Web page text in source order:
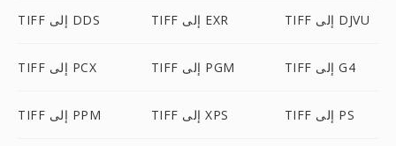
TIFF إلى DDS TIFF إلى EXR TIFF إلى DJVU
TIFF إلى PCX TIFF إلى PGM TIFF إلى G4
TIFF إلى PPM TIFF إلى XPS TIFF إلى PS